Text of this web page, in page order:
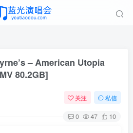
– American Utopia
80.2GB]
关注 私信
0 47 10